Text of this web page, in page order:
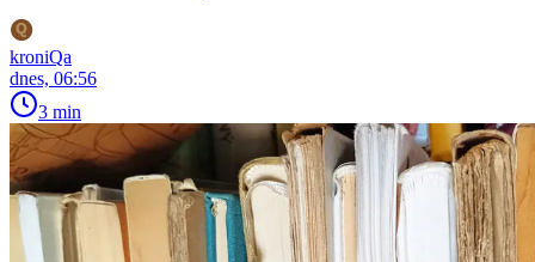
kroniQa
dnes, 06:56
3 min